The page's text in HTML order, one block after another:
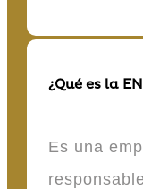
¿Qué es la
Es una